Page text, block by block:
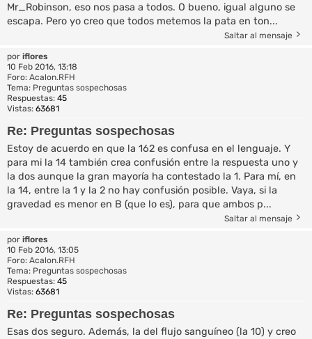
Mr_Robinson, eso nos pasa a todos. O bueno, igual alguno se
escapa. Pero yo creo que todos metemos la pata en ton...
Saltar al mensaje
por iflores
10 Feb 2016, 13:18
Foro: Acalon.RFH
Tema: Preguntas sospechosas
Respuestas: 45
Vistas: 63681
Re: Preguntas sospechosas
Estoy de acuerdo en que la 162 es confusa en el lenguaje. Y
para mi la 14 también crea confusión entre la respuesta uno y
la dos aunque la gran mayoría ha contestado la 1. Para mí, en
la 14, entre la 1 y la 2 no hay confusión posible. Vaya, si la
gravedad es menor en B (que lo es), para que ambos p...
Saltar al mensaje
por iflores
10 Feb 2016, 13:05
Foro: Acalon.RFH
Tema: Preguntas sospechosas
Respuestas: 45
Vistas: 63681
Re: Preguntas sospechosas
Esas dos seguro. Además, la del flujo sanguíneo (la 10) y creo